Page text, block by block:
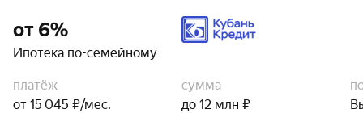
от 6%
Ипотека по-семейному
платёж
от 15 045 ₽/мес.
сумма
до 12 млн ₽